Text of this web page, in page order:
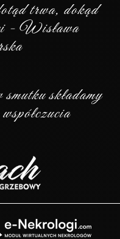
trwa, dokąd
- Wisława
składamy